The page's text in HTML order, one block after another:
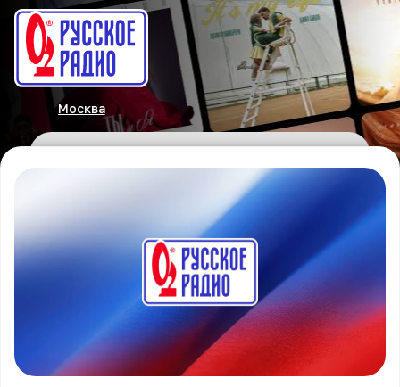
Москва